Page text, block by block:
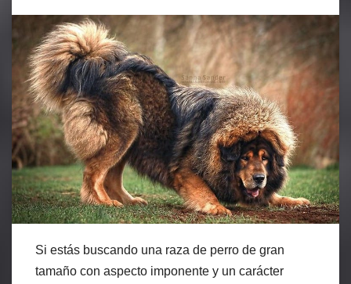
Si estás buscando una raza de perro de gran
tamaño con aspecto imponente y un carácter